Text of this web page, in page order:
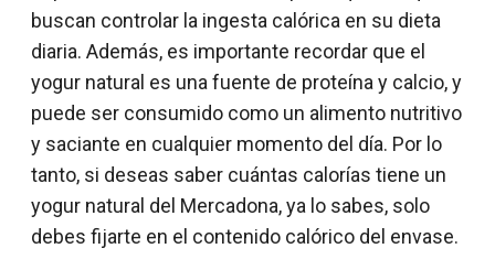
buscan controlar la ingesta calórica en su dieta
diaria. Además, es importante recordar que el
yogur natural es una fuente de proteína y calcio, y
puede ser consumido como un alimento nutritivo
y saciante en cualquier momento del día. Por lo
tanto, si deseas saber cuántas calorías tiene un
yogur natural del Mercadona, ya lo sabes, solo
debes fijarte en el contenido calórico del envase.